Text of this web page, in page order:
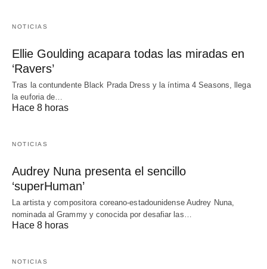
NOTICIAS
Ellie Goulding acapara todas las miradas en
‘Ravers’
Tras la contundente Black Prada Dress y la íntima 4 Seasons, llega
la euforia de…
Hace 8 horas
NOTICIAS
Audrey Nuna presenta el sencillo
‘superHuman’
La artista y compositora coreano-estadounidense Audrey Nuna,
nominada al Grammy y conocida por desafiar las…
Hace 8 horas
NOTICIAS